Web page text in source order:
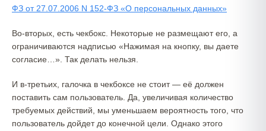
ФЗ от 27.07.2006 N 152-ФЗ «О персональных данных»
Во-вторых, есть чекбокс. Некоторые не размещают его, а
ограничиваются надписью «Нажимая на кнопку, вы даете
согласие…». Так делать нельзя.
И в-третьих, галочка в чекбоксе не стоит — её должен
поставить сам пользователь. Да, увеличивая количество
требуемых действий, мы уменьшаем вероятность того, что
пользователь дойдет до конечной цели. Однако этого